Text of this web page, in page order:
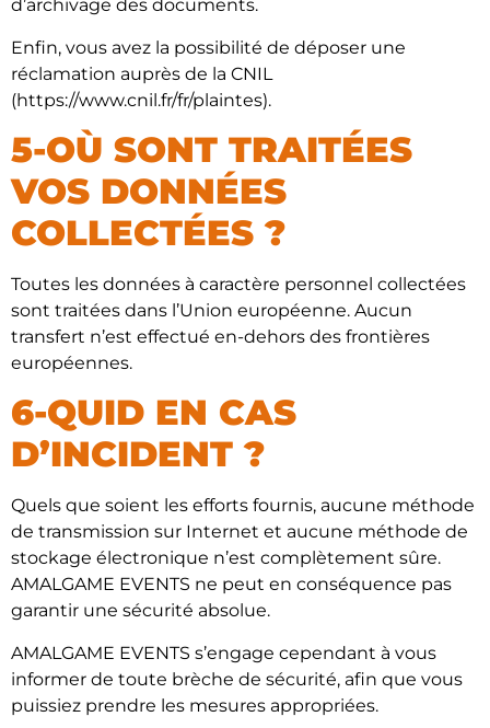
d’archivage des documents.
Enfin, vous avez la possibilité de déposer une
réclamation auprès de la CNIL
(https://www.cnil.fr/fr/plaintes).
5-OÙ SONT TRAITÉES
VOS DONNÉES
COLLECTÉES ?
Toutes les données à caractère personnel collectées
sont traitées dans l’Union européenne. Aucun
transfert n’est effectué en-dehors des frontières
européennes.
6-QUID EN CAS
D’INCIDENT ?
Quels que soient les efforts fournis, aucune méthode
de transmission sur Internet et aucune méthode de
stockage électronique n’est complètement sûre.
AMALGAME EVENTS ne peut en conséquence pas
garantir une sécurité absolue.
AMALGAME EVENTS s’engage cependant à vous
informer de toute brèche de sécurité, afin que vous
puissiez prendre les mesures appropriées.